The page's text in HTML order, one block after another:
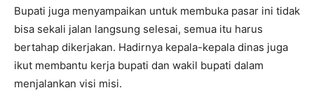
Bupati juga menyampaikan untuk membuka pasar ini tidak
bisa sekali jalan langsung selesai, semua itu harus
bertahap dikerjakan. Hadirnya kepala-kepala dinas juga
ikut membantu kerja bupati dan wakil bupati dalam
menjalankan visi misi.